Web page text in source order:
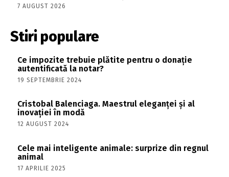
7 AUGUST 2026
Stiri populare
Ce impozite trebuie plătite pentru o donație
autentificată la notar?
19 SEPTEMBRIE 2024
Cristobal Balenciaga. Maestrul eleganței și al
inovației în modă
12 AUGUST 2024
Cele mai inteligente animale: surprize din regnul
animal
17 APRILIE 2025